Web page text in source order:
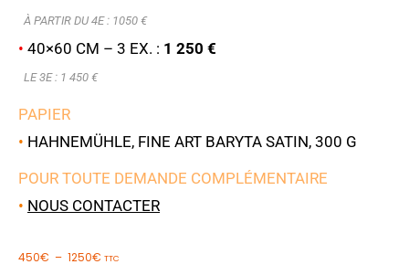
À PARTIR DU 4E : 1050 €
• 40×60 CM – 3 EX. : 1 250 €
LE 3E : 1 450 €
PAPIER
• HAHNEMÜHLE, FINE ART BARYTA SATIN, 300 G
POUR TOUTE DEMANDE COMPLÉMENTAIRE
• NOUS CONTACTER
450€ – 1250€ TTC